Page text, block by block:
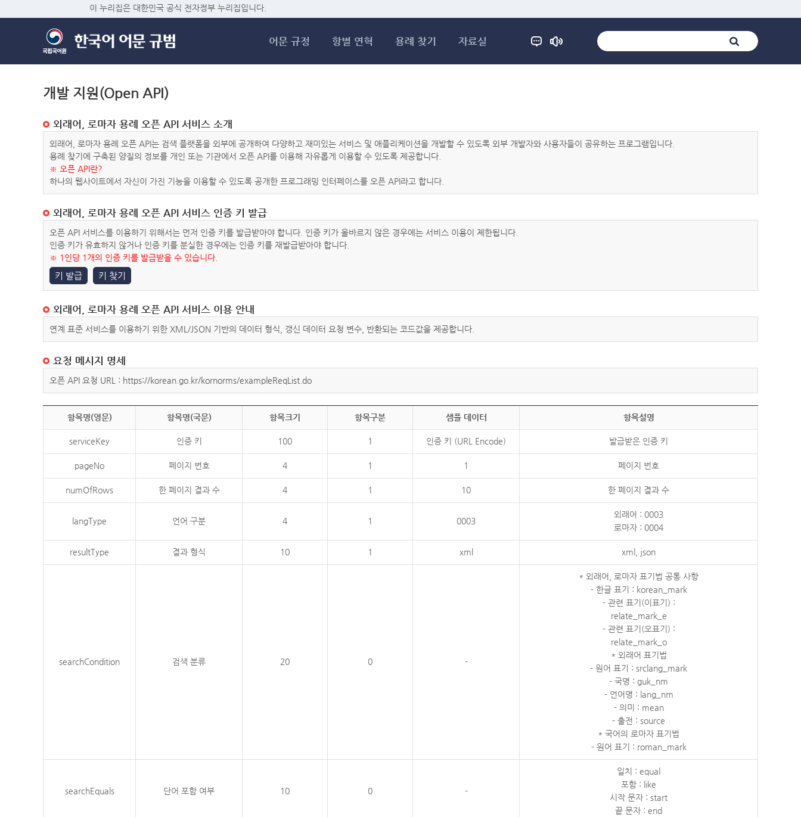
이 누리집은 대한민국 공식 전자정부 누리집입니다.
어문 규정 항별 연혁 용례 찾기 자료실
개발 지원(Open API)
외래어, 로마자 용례 오픈 API 서비스 소개
외래어, 로마자 용례 오픈 API는 검색 플랫폼을 외부에 공개하여 다양하고 재미있는 서비스 및 애플리케이션을 개발할 수 있도록 외부 개발자와 사용자들이 공유하는 프로그램입니다.
용례 찾기에 구축된 양질의 정보를 개인 또는 기관에서 오픈 API를 이용해 자유롭게 이용할 수 있도록 제공합니다.
※ 오픈 API란?
하나의 웹사이트에서 자신이 가진 기능을 이용할 수 있도록 공개한 프로그래밍 인터페이스를 오픈 API라고 합니다.
외래어, 로마자 용례 오픈 API 서비스 인증 키 발급
오픈 API 서비스를 이용하기 위해서는 먼저 인증 키를 발급받아야 합니다. 인증 키가 올바르지 않은 경우에는 서비스 이용이 제한됩니다.
인증 키가 유효하지 않거나 인증 키를 분실한 경우에는 인증 키를 재발급받아야 합니다.
※ 1인당 1개의 인증 키를 발급받을 수 있습니다.
키 발급 키 찾기
외래어, 로마자 용례 오픈 API 서비스 이용 안내
연계 표준 서비스를 이용하기 위한 XML/JSON 기반의 데이터 형식, 갱신 데이터 요청 변수, 반환되는 코드값을 제공합니다.
요청 메시지 명세
오픈 API 요청 URL : https://korean.go.kr/kornorms/exampleReqList.do
항목명(영문) 항목명(국문) 항목크기 항목구분 샘플 데이터 항목설명
serviceKey 인증 키 100 1 인증 키 (URL Encode) 발급받은 인증 키
pageNo 페이지 번호 4 1 1 페이지 번호
numOfRows 한 페이지 결과 수 4 1 10 한 페이지 결과 수
langType 언어 구분 4 1 0003
외래어 : 0003
로마자 : 0004
resultType 결과 형식 10 1 xml xml, json
searchCondition 검색 분류 20 0 -
* 외래어, 로마자 표기법 공통 사항
- 한글 표기 : korean_mark
- 관련 표기(이표기) :
relate_mark_e
- 관련 표기(오표기) :
relate_mark_o
* 외래어 표기법
- 원어 표기 : srclang_mark
- 국명 : guk_nm
- 언어명 : lang_nm
- 의미 : mean
- 출전 : source
* 국어의 로마자 표기법
- 원어 표기 : roman_mark
searchEquals 단어 포함 여부 10 0 -
일치 : equal
포함 : like
시작 문자 : start
끝 문자 : end